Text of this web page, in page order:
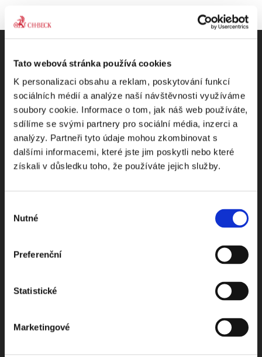
Tato webová stránka používá cookies
K personalizaci obsahu a reklam, poskytování funkcí
sociálních médií a analýze naší návštěvnosti využíváme
soubory cookie. Informace o tom, jak náš web používáte,
sdílíme se svými partnery pro sociální média, inzerci a
analýzy. Partneři tyto údaje mohou zkombinovat s
dalšími informacemi, které jste jim poskytli nebo které
získali v důsledku toho, že používáte jejich služby.
souhlasu
Nutné
Preferenční
Statistické
Marketingové
Odebírejte Beck-online
NEWS
Dostávejte od nás pravidelný měsíční souhrn
Beru na vědomí zpracování osobních údajů